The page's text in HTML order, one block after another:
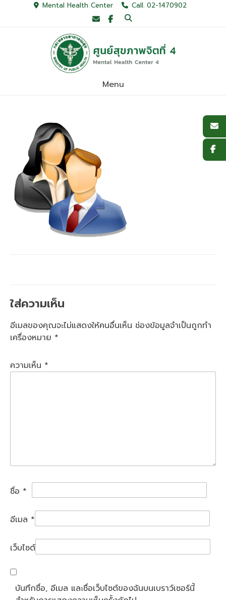
Mental Health Center Call. 02-1470902
Menu
ใส่ความเห็น
อีเมลของคุณจะไม่แสดงให้คนอื่นเห็น ช่องข้อมูลจำเป็นถูกทำ
เครื่องหมาย *
ความเห็น *
ชื่อ *
อีเมล *
เว็บไซต์
บันทึกชื่อ, อีเมล และชื่อเว็บไซต์ของฉันบนเบราว์เซอร์นี้